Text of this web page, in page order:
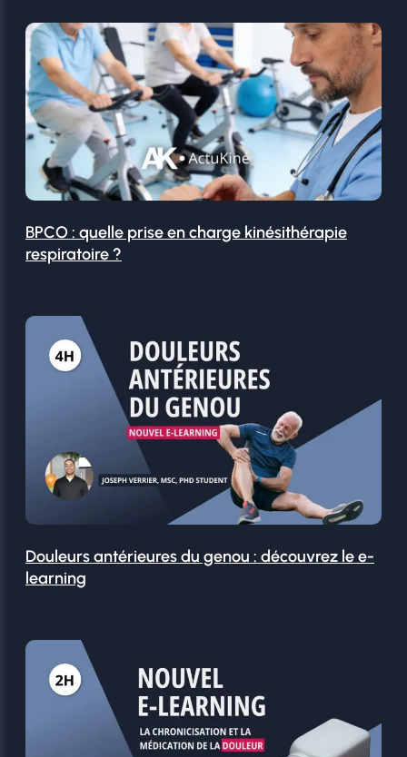
BPCO : quelle prise en charge kinésithérapie
respiratoire ?
Douleurs antérieures du genou : découvrez le e-
learning